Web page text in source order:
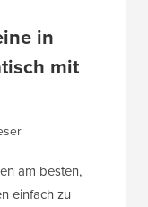
in
mit
am besten,
einfach zu